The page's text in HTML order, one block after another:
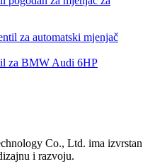
za BMW Audi 6HP
Co., Ltd. ima izvrstan
i razvoju.